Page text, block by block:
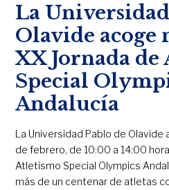
La
Olavide acoge
XX Jornada
Special
Andalucía
La Universidad Pablo de Olavide
de febrero, de 10:00 a 14:00
Atletismo Special Olympics
más de un centenar de atletas